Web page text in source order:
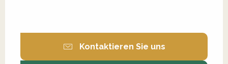
Kontaktieren Sie uns